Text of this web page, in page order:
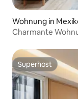
Wohnung in
Charmante
Superhost
Superhost